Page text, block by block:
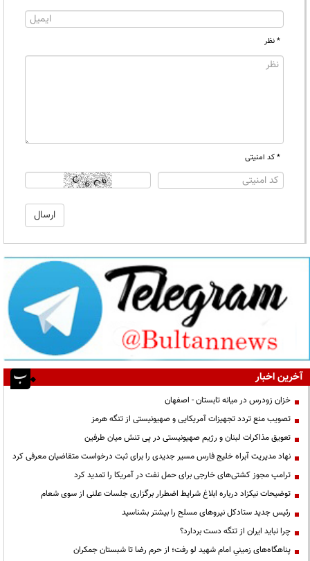
* نظر
* کد امنیتی
آخرین اخبار
خزان زودرس در میانه تابستان - اصفهان
تصویب منع تردد تجهیزات آمریکایی و صهیونیستی از تنگه هرمز
تعویق مذاکرات لبنان و رژیم صهیونیستی در پی تنش میان طرفین
نهاد مدیریت آبراه خلیج فارس مسیر جدیدی را برای ثبت درخواست متقاضیان معرفی کرد
ترامپ مجوز کشتی‌های خارجی برای حمل نفت در آمریکا را تمدید کرد
توضیحات نیکزاد درباره ابلاغ شرایط اضطرار برگزاری جلسات علنی از سوی شعام
رئیس جدید ستادکل نیروهای مسلح را بیشتر بشناسید
چرا نباید ایران از تنگه دست بردارد؟
پناهگاه‌های زمینیِ امام شهید لو رفت؛ از حرم رضا تا شبستان جمکران